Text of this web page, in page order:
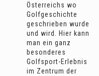
Österreichs wo
Golfgeschichte
geschrieben wurde
und wird. Hier kann
man ein ganz
besonderes
Golfsport-Erlebnis
im Zentrum der